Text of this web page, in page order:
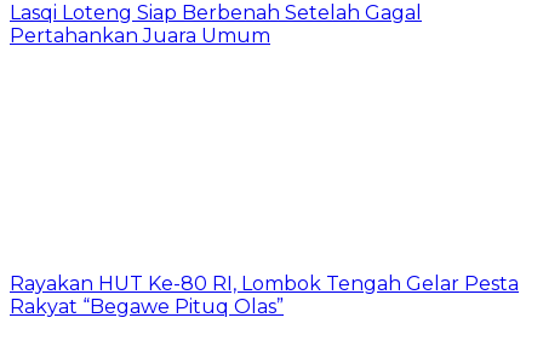
Lasqi Loteng Siap Berbenah Setelah Gagal
Pertahankan Juara Umum
Rayakan HUT Ke-80 RI, Lombok Tengah Gelar Pesta
Rakyat “Begawe Pituq Olas”